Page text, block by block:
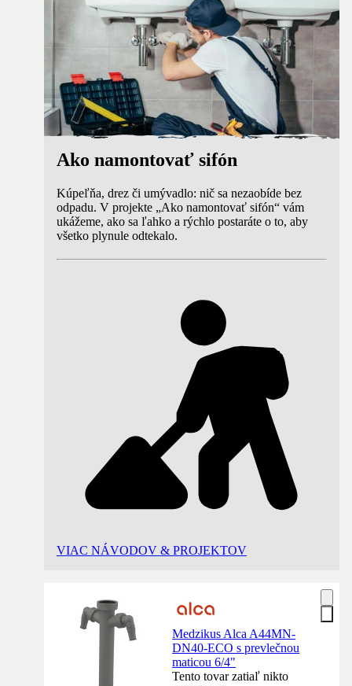
Ako namontovať sifón
Kúpeľňa, drez či umývadlo: nič sa nezaobíde bez
odpadu. V projekte „Ako namontovať sifón“ vám
ukážeme, ako sa ľahko a rýchlo postaráte o to, aby
všetko plynule odtekalo.
VIAC NÁVODOV & PROJEKTOV
Medzikus Alca A44MN-
DN40-ECO s prevlečnou
maticou 6/4"
Tento tovar zatiaľ nikto